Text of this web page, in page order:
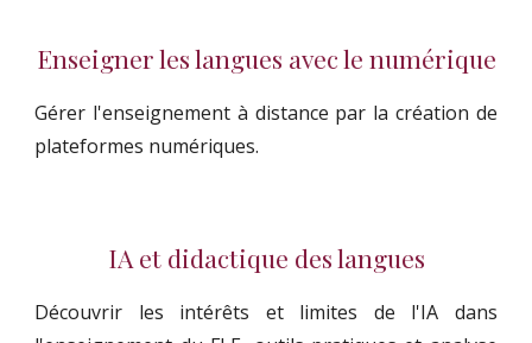
Enseigner les langues avec le numérique
Gérer l'enseignement à distance par la création de
plateformes numériques.
IA et didactique des langues
Découvrir les intérêts et limites de l'IA dans